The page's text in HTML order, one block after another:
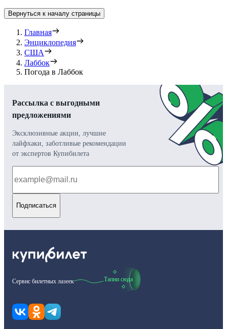
Вернуться к началу страницы
Главная
Энциклопедия
США
Лаббок
Погода в Лаббок
Рассылка с выгодными
предложениями
Эксклюзивные акции, лучшие
лайфхаки, заботливые рекомендации
от экспертов Купибилета
Подписаться
Сервис билетных лазеек Тапни сюда